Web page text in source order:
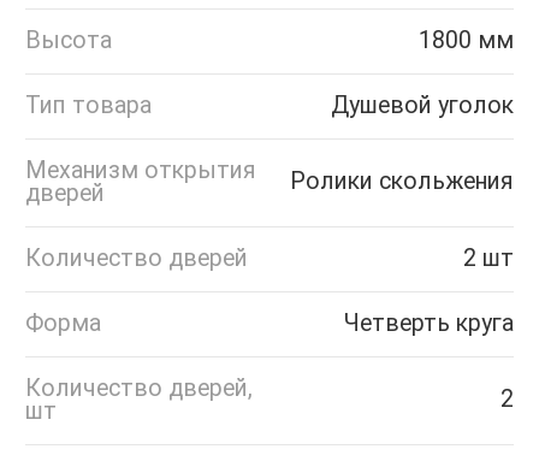
Высота 1800 мм
Тип товара Душевой уголок
Механизм открытия
дверей
Ролики скольжения
Количество дверей 2 шт
Форма Четверть круга
Количество дверей,
шт
2